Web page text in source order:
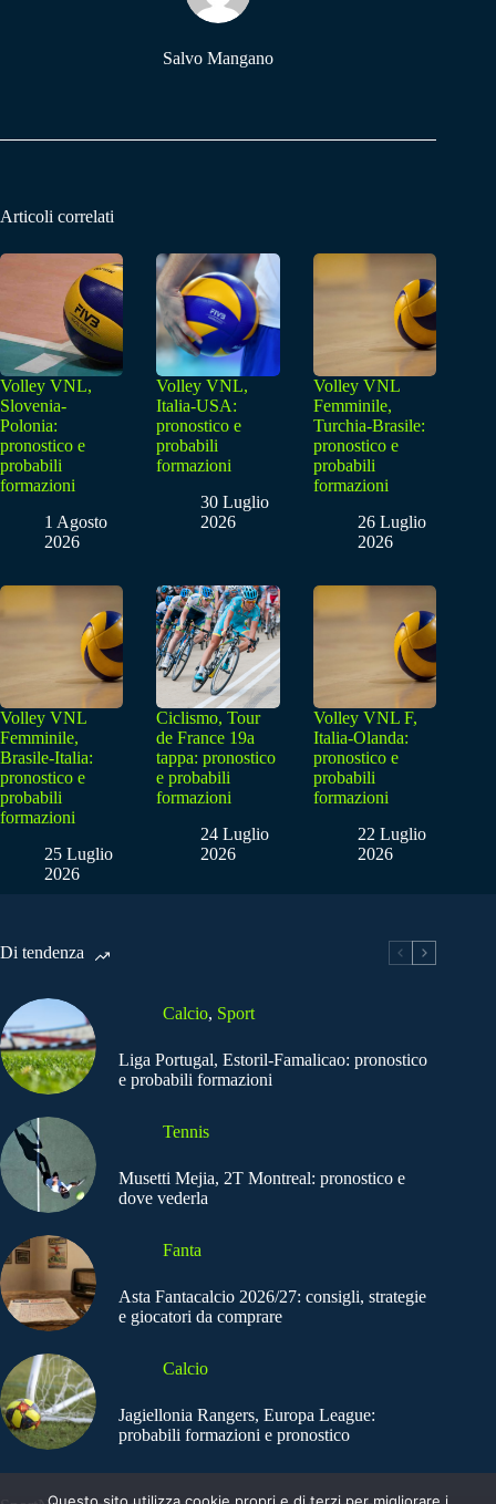
Salvo Mangano
Articoli correlati
Volley VNL,
Slovenia-
Polonia:
pronostico e
probabili
formazioni
1 Agosto
2026
Volley VNL,
Italia-USA:
pronostico e
probabili
formazioni
30 Luglio
2026
Volley VNL
Femminile,
Turchia-Brasile:
pronostico e
probabili
formazioni
26 Luglio
2026
Volley VNL
Femminile,
Brasile-Italia:
pronostico e
probabili
formazioni
25 Luglio
2026
Ciclismo, Tour
de France 19a
tappa: pronostico
e probabili
formazioni
24 Luglio
2026
Volley VNL F,
Italia-Olanda:
pronostico e
probabili
formazioni
22 Luglio
2026
Di tendenza
Calcio, Sport
Liga Portugal, Estoril-Famalicao: pronostico
e probabili formazioni
Tennis
Musetti Mejia, 2T Montreal: pronostico e
dove vederla
Fanta
Asta Fantacalcio 2026/27: consigli, strategie
e giocatori da comprare
Calcio
Jagiellonia Rangers, Europa League:
probabili formazioni e pronostico